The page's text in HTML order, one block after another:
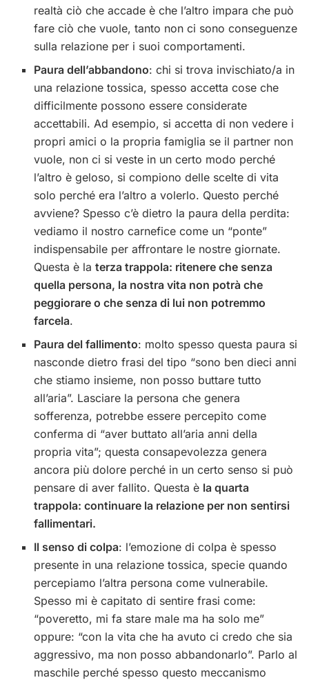
realtà ciò che accade è che l’altro impara che può
fare ciò che vuole, tanto non ci sono conseguenze
sulla relazione per i suoi comportamenti.
Paura dell’abbandono: chi si trova invischiato/a in
una relazione tossica, spesso accetta cose che
difficilmente possono essere considerate
accettabili. Ad esempio, si accetta di non vedere i
propri amici o la propria famiglia se il partner non
vuole, non ci si veste in un certo modo perché
l’altro è geloso, si compiono delle scelte di vita
solo perché era l’altro a volerlo. Questo perché
avviene? Spesso c’è dietro la paura della perdita:
vediamo il nostro carnefice come un “ponte”
indispensabile per affrontare le nostre giornate.
Questa è laterza trappola: ritenere che senza
quella persona, la nostra vita non potrà che
peggiorare o che senza di lui non potremmo
farcela.
Paura del fallimento: molto spesso questa paura si
nasconde dietro frasi del tipo “sono ben dieci anni
che stiamo insieme, non posso buttare tutto
all’aria”. Lasciare la persona che genera
sofferenza, potrebbe essere percepito come
conferma di “aver buttato all’aria anni della
propria vita”; questa consapevolezza genera
ancora più dolore perché in un certo senso si può
pensare di aver fallito. Questa è la quarta
trappola: continuare la relazione per non sentirsi
fallimentari.
Il senso di colpa: l’emozione di colpa è spesso
presente in una relazione tossica, specie quando
percepiamo l’altra persona come vulnerabile.
Spesso mi è capitato di sentire frasi come:
“poveretto, mi fa stare male ma ha solo me”
oppure: “con la vita che ha avuto ci credo che sia
aggressivo, ma non posso abbandonarlo”. Parlo al
maschile perché spesso questo meccanismo